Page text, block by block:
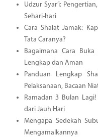
Udzur Syar’i:
Sehari-hari
Cara Shalat Jamak:
Tata Caranya?
Bagaimana Cara
Lengkap dan Aman
Panduan Lengkap
Pelaksanaan, Bacaan
Ramadan 3 Bulan
dari Jauh Hari
Mengapa Sedekah
Mengamalkannya